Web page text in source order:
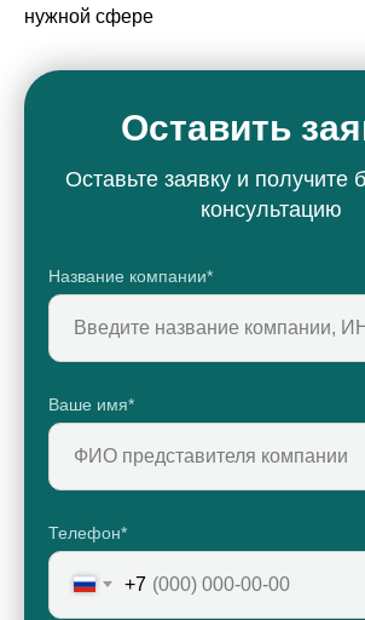
нужной сфере
Оставить
Оставьте заявку и получите
консультацию
Название компании*
Ваше имя*
Телефон*
+7